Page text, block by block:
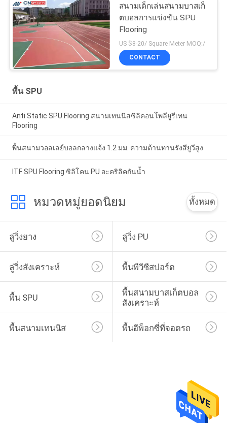
สนามเด็กเล่นสนามบาสเก็
ตบอลการแข่งขัน SPU
Flooring
US $8-20/ Square Meter MOQ:/
CONTACT
พื้น SPU
Anti Static SPU Flooring สนามเทนนิสซิลิคอนโพลียูรีเทน
Flooring
พื้นสนามวอลเลย์บอลกลางแจ้ง 1.2 มม. ความต้านทานรังสียูวีสูง
ITF SPU Flooring ซิลิโคน PU อะคริลิคกันน้ำ
หมวดหมู่ยอดนิยม ทั้งหมด
ลู่วิ่งยาง ลู่วิ่ง PU
ลู่วิ่งสังเคราะห์ พื้นพีวีซีสปอร์ต
พื้น SPU
พื้นสนามบาสเก็ตบอล
สังเคราะห์
พื้นสนามเทนนิส พื้นอีพ็อกซี่ที่จอดรถ